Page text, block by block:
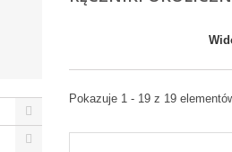
Pokazuje 1 - 19 z 19